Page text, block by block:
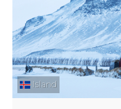
Island